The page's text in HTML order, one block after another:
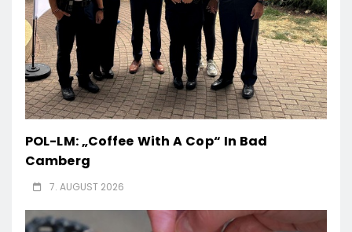
POL-LM: „Coffee With A Cop“ In Bad
Camberg
7. AUGUST 2026